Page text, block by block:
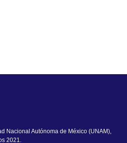
Nacional Autónoma de México (UNAM),
2021.